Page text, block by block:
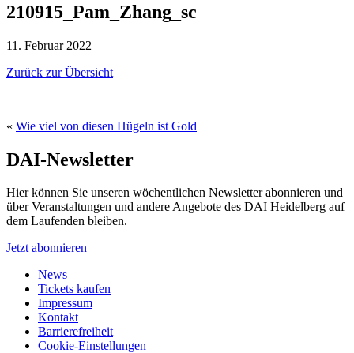
210915_Pam_Zhang_sc
11. Februar 2022
Zurück zur Übersicht
« Wie viel von diesen Hügeln ist Gold
DAI-Newsletter
Hier können Sie unseren wöchentlichen Newsletter abonnieren und
über Veranstaltungen und andere Angebote des DAI Heidelberg auf
dem Laufenden bleiben.
Jetzt abonnieren
News
Tickets kaufen
Impressum
Kontakt
Barrierefreiheit
Cookie-Einstellungen